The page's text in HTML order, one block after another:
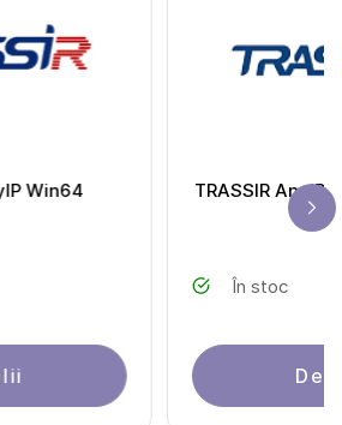
Win64 TRASSIR AnyIP
În stoc